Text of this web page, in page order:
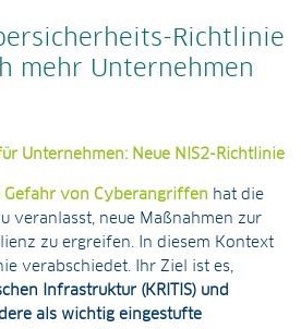
Richtlinie
mehr Unternehmen
Gefahr von Cyberangriffen hat die
veranlasst, neue Maßnahmen zur
zu ergreifen. In diesem Kontext
verabschiedet. Ihr Ziel ist es,
Infrastruktur (KRITIS) und
als wichtig eingestufte